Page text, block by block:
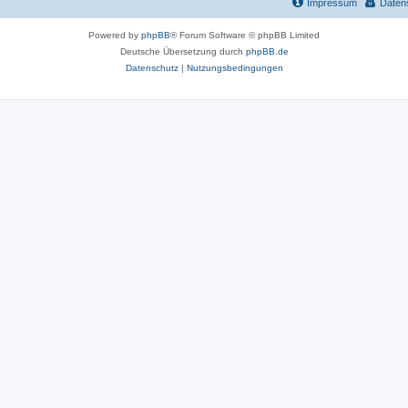
r
Impressum
Powered by phpBB® Forum Software © phpBB Limited
Deutsche Übersetzung durch phpBB.de
Datenschutz| Nutzungsbedingungen